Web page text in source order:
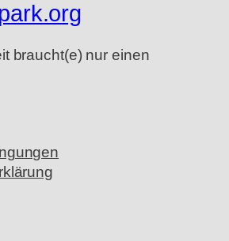
braucht(e) nur einen